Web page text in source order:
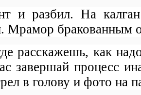
и разбил. На калган
Мрамор бракованным
расскажешь, как
завершай процесс
в голову и фото на